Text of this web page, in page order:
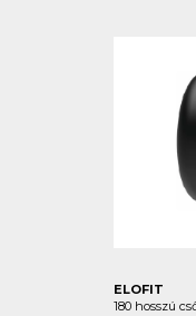
ELOFIT
180 hosszú